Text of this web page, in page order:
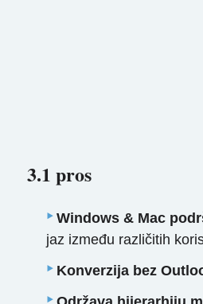
3.1 pros
Windows & Mac
jaz između različitih
Konverzija bez